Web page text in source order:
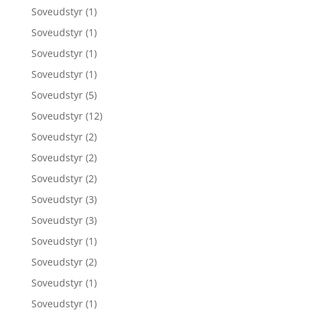
Soveudstyr (1)
Soveudstyr (1)
Soveudstyr (1)
Soveudstyr (1)
Soveudstyr (5)
Soveudstyr (12)
Soveudstyr (2)
Soveudstyr (2)
Soveudstyr (2)
Soveudstyr (3)
Soveudstyr (3)
Soveudstyr (1)
Soveudstyr (2)
Soveudstyr (1)
Soveudstyr (1)